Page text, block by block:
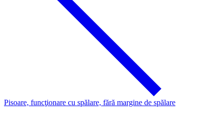
Pisoare, funcţionare cu spălare, fără margine de spălare